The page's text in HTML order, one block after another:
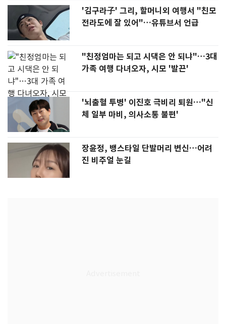
'김구라子' 그리, 할머니외 여행서 "친모
전라도에 잘 있어"…유튜브서 언급
"친정엄마는 되고 시댁은 안 되냐"…3대
가족 여행 다녀오자, 시모 '발끈'
'뇌출혈 투병' 이진호 극비리 퇴원…"신
체 일부 마비, 의사소통 불편'
장윤정, 뱅스타일 단발머리 변신…어려
진 비주얼 눈길